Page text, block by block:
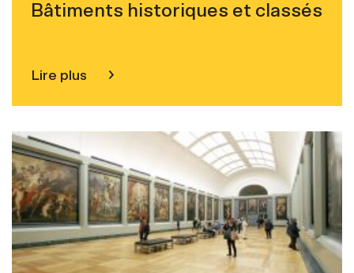
Bâtiments historiques et classés
Lire plus